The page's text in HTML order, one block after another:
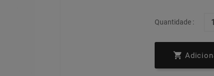
Quantidade :
